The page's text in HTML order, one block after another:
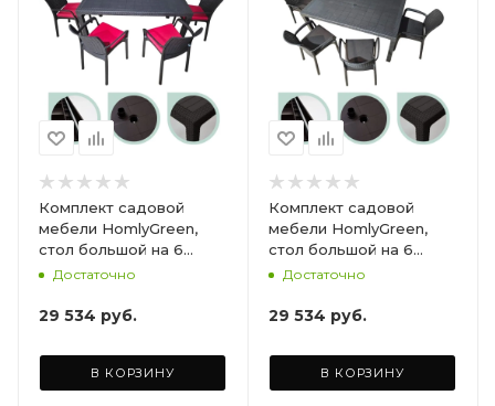
Комплект садовой
мебели HomlyGreen,
стол большой на 6
персон 153х79х70, 6
бордовыми подушками
Достаточно
29 534 руб.
В КОРЗИНУ
Комплект садовой
мебели HomlyGreen,
стол большой на 6
персон 153х79х70, 6
коричневыми
Достаточно
29 534 руб.
В КОРЗИНУ